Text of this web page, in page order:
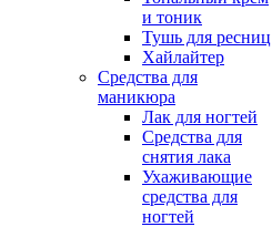
и тоник
Тушь для ресниц
Хайлайтер
Средства для
маникюра
Лак для ногтей
Средства для
снятия лака
Ухаживающие
средства для
ногтей